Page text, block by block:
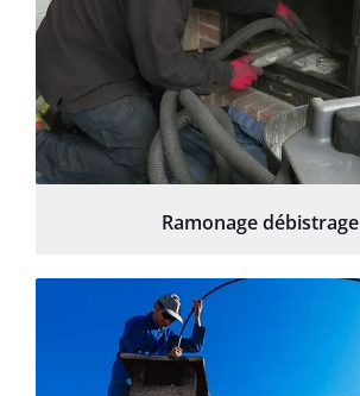
Ramonage débistrage